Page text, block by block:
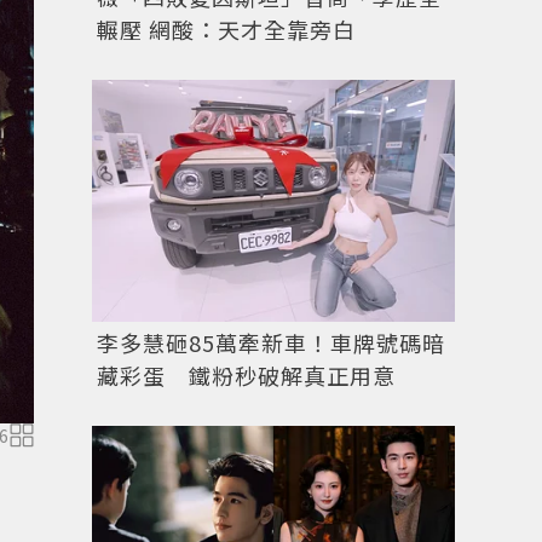
6
輾壓 網酸：天才全靠旁白
李多慧砸85萬牽新車！車牌號碼暗
藏彩蛋 鐵粉秒破解真正用意